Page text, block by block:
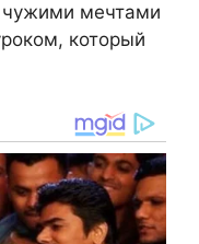
чужими мечтами
который